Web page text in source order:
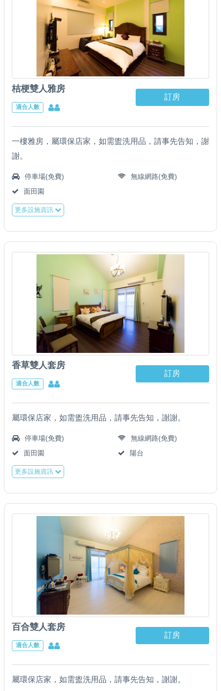
桔梗雙人雅房
適合人數
訂房
一樓雅房，屬環保店家，如需盥洗用品，請事先告知，謝
謝。
停車場(免費)
無線網路(免費)
面田園
更多設施資訊
香草雙人套房
適合人數
訂房
屬環保店家，如需盥洗用品，請事先告知，謝謝。
停車場(免費)
無線網路(免費)
面田園
陽台
更多設施資訊
百合雙人套房
適合人數
訂房
屬環保店家，如需盥洗用品，請事先告知，謝謝。